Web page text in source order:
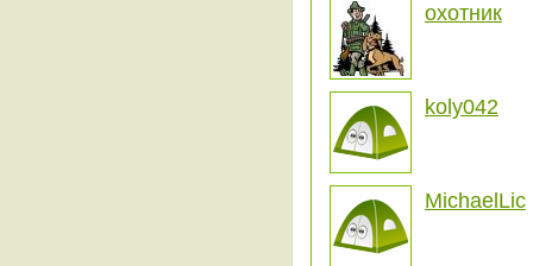
охотник
koly042
MichaelLic